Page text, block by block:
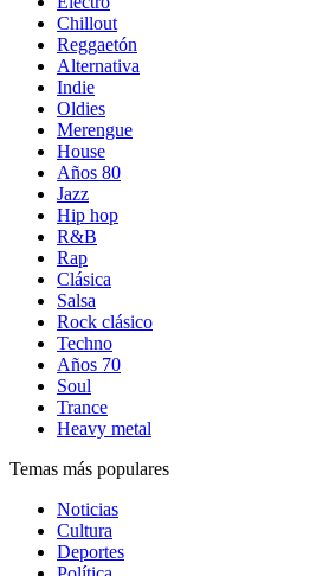
Chillout
Reggaetón
Alternativa
Indie
Oldies
Merengue
House
Años 80
Jazz
Hip hop
R&B
Rap
Clásica
Salsa
Rock clásico
Techno
Años 70
Soul
Trance
Heavy metal
Temas más populares
Noticias
Cultura
Deportes